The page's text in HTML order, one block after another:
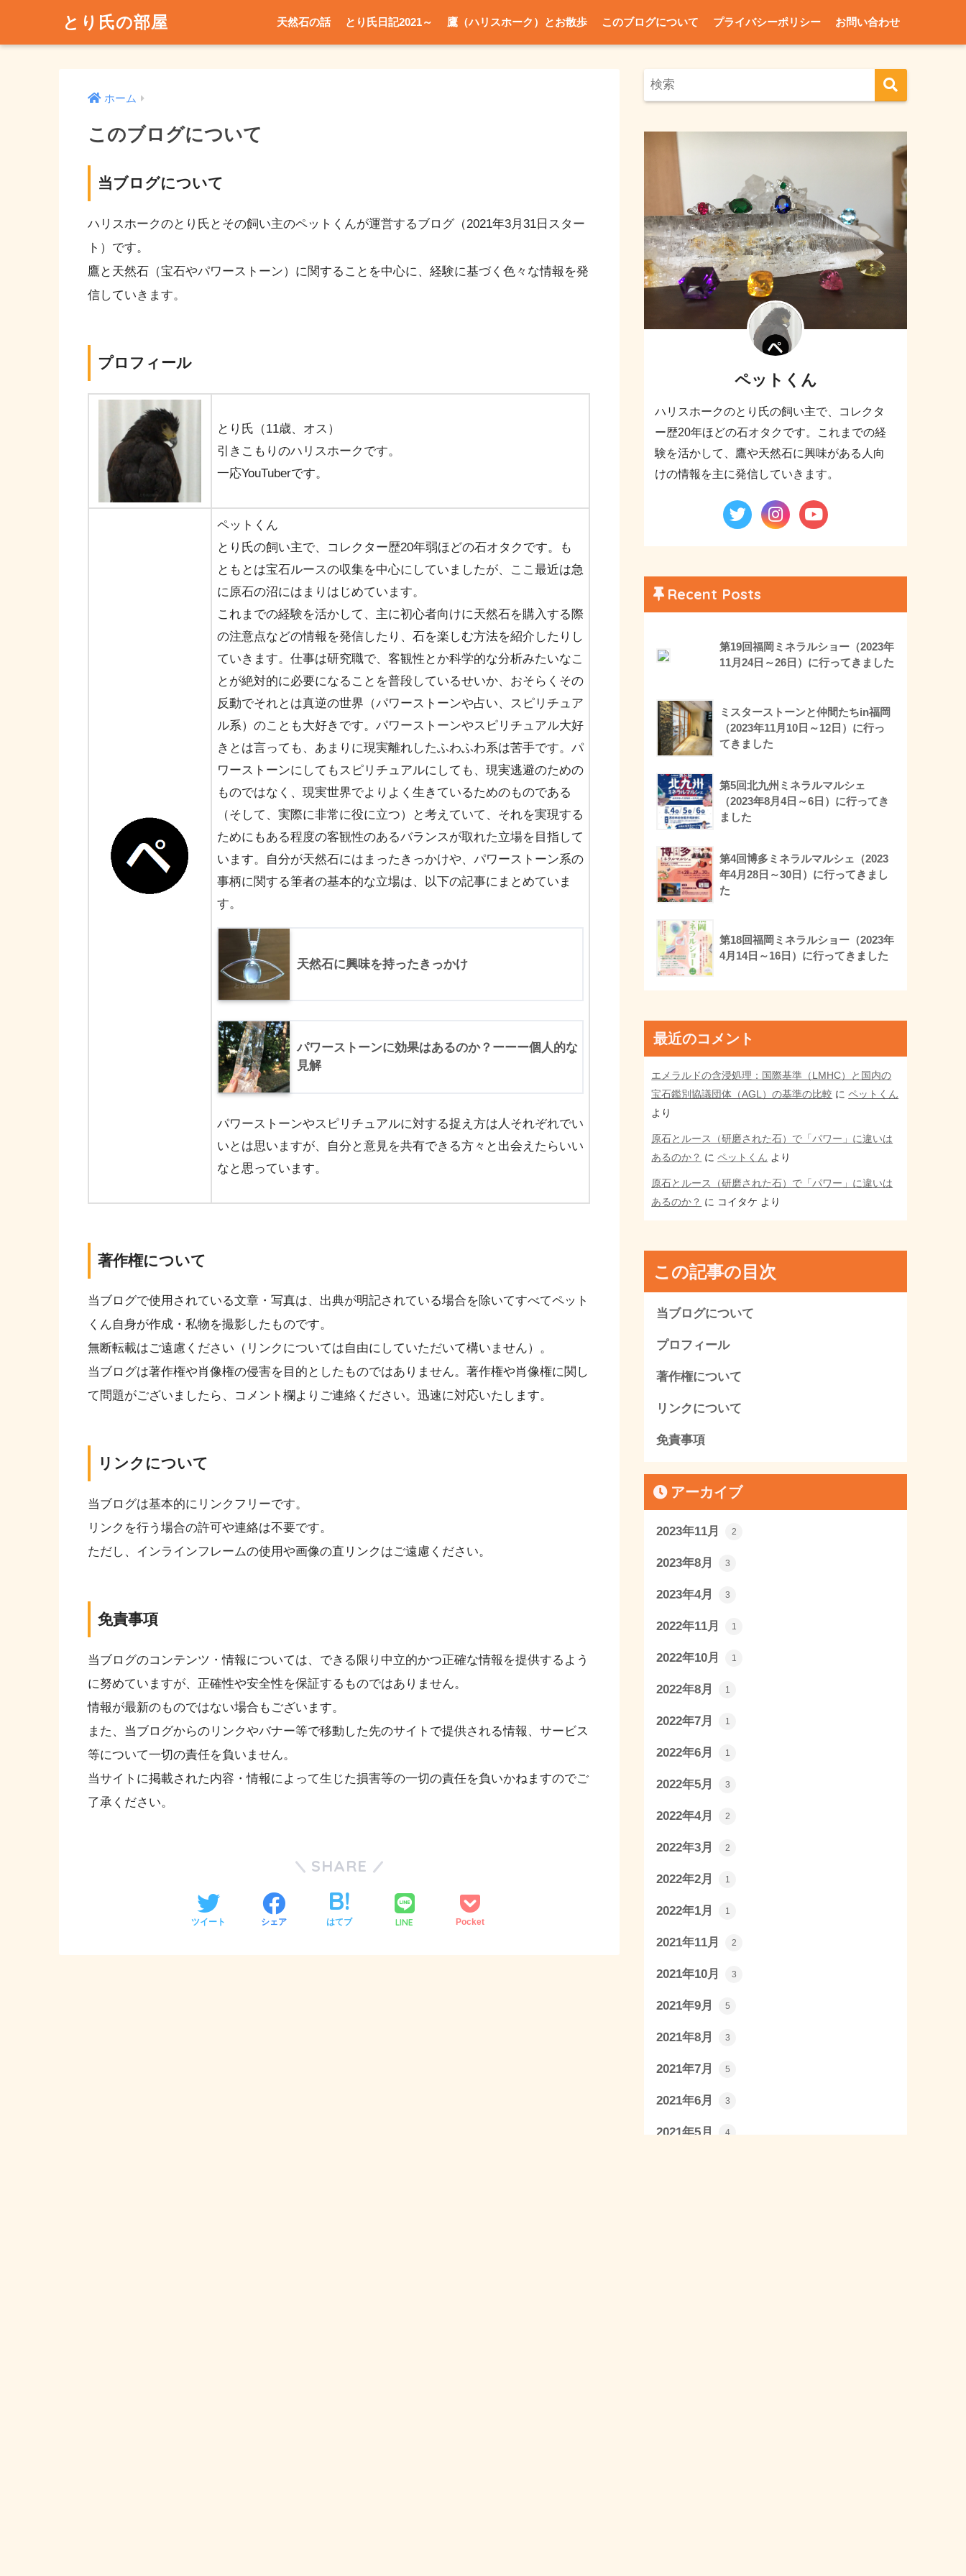
とり氏の部屋 天然石の話 とり氏日記2021～ 鷹（ハリスホーク）とお散歩 このブログについて プライバシーポリシー お問い合わせ
ホーム
このブログについて
当ブログについて
ハリスホークのとり氏とその飼い主のペットくんが運営するブログ（2021年3月31日スター
ト）です。
鷹と天然石（宝石やパワーストーン）に関することを中心に、経験に基づく色々な情報を発
信していきます。
プロフィール
とり氏（11歳、オス）
引きこもりのハリスホークです。
一応YouTuberです。
ペットくん
とり氏の飼い主で、コレクター歴20年弱ほどの石オタクです。も
ともとは宝石ルースの収集を中心にしていましたが、ここ最近は急
に原石の沼にはまりはじめています。
これまでの経験を活かして、主に初心者向けに天然石を購入する際
の注意点などの情報を発信したり、石を楽しむ方法を紹介したりし
ていきます。仕事は研究職で、客観性とか科学的な分析みたいなこ
とが絶対的に必要になることを普段しているせいか、おそらくその
反動でそれとは真逆の世界（パワーストーンや占い、スピリチュア
ル系）のことも大好きです。パワーストーンやスピリチュアル大好
きとは言っても、あまりに現実離れしたふわふわ系は苦手です。パ
ワーストーンにしてもスピリチュアルにしても、現実逃避のための
ものではなく、現実世界でよりよく生きているためのものである
（そして、実際に非常に役に立つ）と考えていて、それを実現する
ためにもある程度の客観性のあるバランスが取れた立場を目指して
います。自分が天然石にはまったきっかけや、パワーストーン系の
事柄に関する筆者の基本的な立場は、以下の記事にまとめていま
す。
天然石に興味を持ったきっかけ
パワーストーンに効果はあるのか？ーーー個人的な
見解
パワーストーンやスピリチュアルに対する捉え方は人それぞれでい
いとは思いますが、自分と意見を共有できる方々と出会えたらいい
なと思っています。
著作権について
当ブログで使用されている文章・写真は、出典が明記されている場合を除いてすべてペット
くん自身が作成・私物を撮影したものです。
無断転載はご遠慮ください（リンクについては自由にしていただいて構いません）。
当ブログは著作権や肖像権の侵害を目的としたものではありません。著作権や肖像権に関し
て問題がございましたら、コメント欄よりご連絡ください。迅速に対応いたします。
リンクについて
当ブログは基本的にリンクフリーです。
リンクを行う場合の許可や連絡は不要です。
ただし、インラインフレームの使用や画像の直リンクはご遠慮ください。
免責事項
当ブログのコンテンツ・情報については、できる限り中立的かつ正確な情報を提供するよう
に努めていますが、正確性や安全性を保証するものではありません。
情報が最新のものではない場合もございます。
また、当ブログからのリンクやバナー等で移動した先のサイトで提供される情報、サービス
等について一切の責任を負いません。
当サイトに掲載された内容・情報によって生じた損害等の一切の責任を負いかねますのでご
了承ください。
SHARE
ツイート シェア はてブ LINE Pocket
ペットくん
ハリスホークのとり氏の飼い主で、コレクタ
ー歴20年ほどの石オタクです。これまでの経
験を活かして、鷹や天然石に興味がある人向
けの情報を主に発信していきます。
Recent Posts
第19回福岡ミネラルショー（2023年
11月24日～26日）に行ってきました
ミスターストーンと仲間たちin福岡
（2023年11月10日～12日）に行っ
てきました
第5回北九州ミネラルマルシェ
（2023年8月4日～6日）に行ってき
ました
第4回博多ミネラルマルシェ（2023
年4月28日～30日）に行ってきまし
た
第18回福岡ミネラルショー（2023年
4月14日～16日）に行ってきました
最近のコメント
エメラルドの含浸処理：国際基準（LMHC）と国内の
宝石鑑別協議団体（AGL）の基準の比較 にペットくん
より
原石とルース（研磨された石）で「パワー」に違いは
あるのか？ にペットくん より
原石とルース（研磨された石）で「パワー」に違いは
あるのか？ に コイタケ より
この記事の目次
当ブログについて
プロフィール
著作権について
リンクについて
免責事項
アーカイブ
2023年11月 2
2023年8月 3
2023年4月 3
2022年11月 1
2022年10月 1
2022年8月 1
2022年7月 1
2022年6月 1
2022年5月 3
2022年4月 2
2022年3月 2
2022年2月 1
2022年1月 1
2021年11月 2
2021年10月 3
2021年9月 5
2021年8月 3
2021年7月 5
2021年6月 3
2021年5月 4